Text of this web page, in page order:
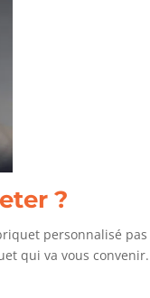
?
personnalisé pas
qui va vous convenir.